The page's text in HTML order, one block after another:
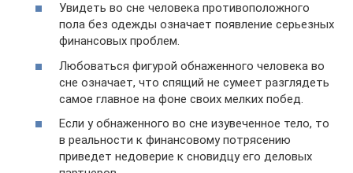
Увидеть во сне человека противоположного
пола без одежды означает появление серьезных
финансовых проблем.
Любоваться фигурой обнаженного человека во
сне означает, что спящий не сумеет разглядеть
самое главное на фоне своих мелких побед.
Если у обнаженного во сне изувеченное тело, то
в реальности к финансовому потрясению
приведет недоверие к сновидцу его деловых